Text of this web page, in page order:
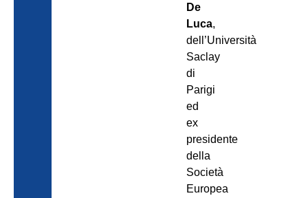
De
Luca,
dell’Università
Saclay
di
Parigi
ed
ex
presidente
della
Società
Europea